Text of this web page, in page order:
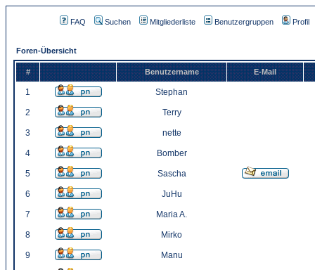
FAQ Suchen Mitgliederliste Benutzergruppen Profil
Foren-Übersicht
# Benutzername E-Mail
1 Stephan
2 Terry
3 nette
4 Bomber
5 Sascha
6 JuHu
7 Maria A.
8 Mirko
9 Manu